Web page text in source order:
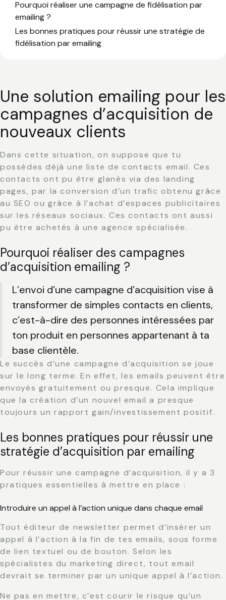
Pourquoi réaliser une campagne de fidélisation par
emailing ?
Les bonnes pratiques pour réussir une stratégie de
fidélisation par emailing
Une solution emailing pour les
campagnes d’acquisition de
nouveaux clients
Dans cette situation, on suppose que tu
possèdes déjà une liste de contacts email. Ces
contacts ont pu être glanés via des landing
pages, par la conversion d’un trafic obtenu grâce
au SEO ou grâce à l’achat d’espaces publicitaires
sur les réseaux sociaux. Ces contacts ont aussi
pu être achetés à une agence spécialisée.
Pourquoi réaliser des campagnes
d’acquisition emailing ?
L’envoi d’une campagne d’acquisition vise à
transformer de simples contacts en clients,
c’est-à-dire des personnes intéressées par
ton produit en personnes appartenant à ta
base clientèle.
Le succès d’une campagne d’acquisition se joue
sur le long terme. En effet, les emails peuvent être
envoyés gratuitement ou presque. Cela implique
que la création d’un nouvel email a presque
toujours un rapport gain/investissement positif.
Les bonnes pratiques pour réussir une
stratégie d’acquisition par emailing
Pour réussir une campagne d’acquisition, il y a 3
pratiques essentielles à mettre en place :
Introduire un appel à l’action unique dans chaque email
Tout éditeur de newsletter permet d’insérer un
appel à l’action à la fin de tes emails, sous forme
de lien textuel ou de bouton. Selon les
spécialistes du marketing direct, tout email
devrait se terminer par un unique appel à l’action.
Ne pas en mettre, c’est courir le risque qu’un